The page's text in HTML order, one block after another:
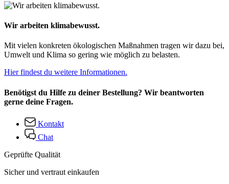
Wir arbeiten klimabewusst.
Mit vielen konkreten ökologischen Maßnahmen tragen wir dazu bei,
Umwelt und Klima so gering wie möglich zu belasten.
Hier findest du weitere Informationen.
Benötigst du Hilfe zu deiner Bestellung? Wir beantworten
gerne deine Fragen.
Kontakt
Chat
Geprüfte Qualität
Sicher und vertraut einkaufen